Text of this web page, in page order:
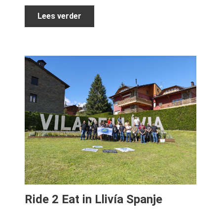
Lees verder
Ride 2 Eat in Llivía Spanje